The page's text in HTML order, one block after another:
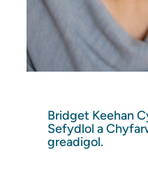
Bridget Keehan
Sefydlol a
greadigol.